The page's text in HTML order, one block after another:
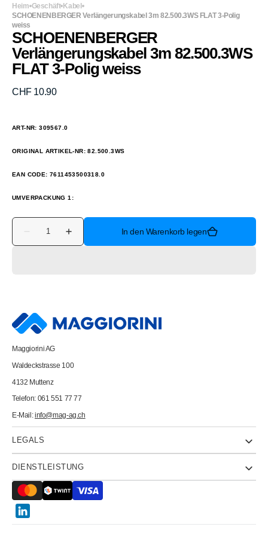
Heim Geschäft Kabel
SCHOENENBERGER Verlängerungskabel 3m 82.500.3WS FLAT 3-Polig
weiss
SCHOENENBERGER
Verlängerungskabel 3m 82.500.3WS
FLAT 3-Polig weiss
Normaler
CHF 10.90
ART-NR: 309567.0
ORIGINAL ARTIKEL-NR: 82.500.3WS
EAN CODE: 7611453500318.0
UMVERPACKUNG 1:
Verringere
die
3-
Polig
weiss
Anzahl
Erhöhe
die
3-
Polig
In den Warenkorb legen
Maggiorini AG
Waldeckstrasse 100
4132 Muttenz
Telefon: 061 551 77 77
E-Mail:info@mag-ag.ch
LEGALS
DIENSTLEISTUNG
Twitter